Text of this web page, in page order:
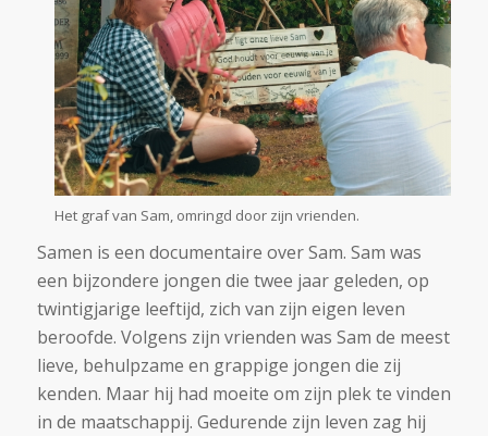
Het graf van Sam, omringd door zijn vrienden.
Samen is een documentaire over Sam. Sam was
een bijzondere jongen die twee jaar geleden, op
twintigjarige leeftijd, zich van zijn eigen leven
beroofde. Volgens zijn vrienden was Sam de meest
lieve, behulpzame en grappige jongen die zij
kenden. Maar hij had moeite om zijn plek te vinden
in de maatschappij. Gedurende zijn leven zag hij